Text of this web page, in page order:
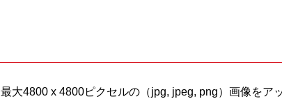
最大4800 x 4800ピクセルの（jpg, jpeg, png）画像をア